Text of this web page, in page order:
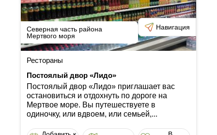
Северная часть района
Мертвого моря
Навигация
Рестораны
Постоялый двор «Лидо»
Постоялый двор «Лидо» приглашает вас
остановиться и отдохнуть по дороге на
Мертвое море. Вы путешествуете в
одиночку, или вдвоем, или семьей,...